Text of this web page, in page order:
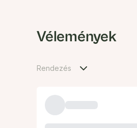
Vélemények
Rendezés